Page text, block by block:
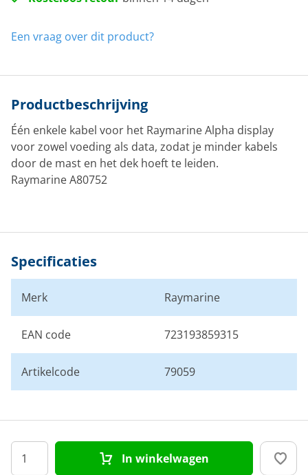
Een vraag over dit product?
Productbeschrijving
Één enkele kabel voor het Raymarine Alpha display
voor zowel voeding als data, zodat je minder kabels
door de mast en het dek hoeft te leiden.
Raymarine A80752
Specificaties
Merk Raymarine
EAN code 723193859315
Artikelcode 79059
In winkelwagen